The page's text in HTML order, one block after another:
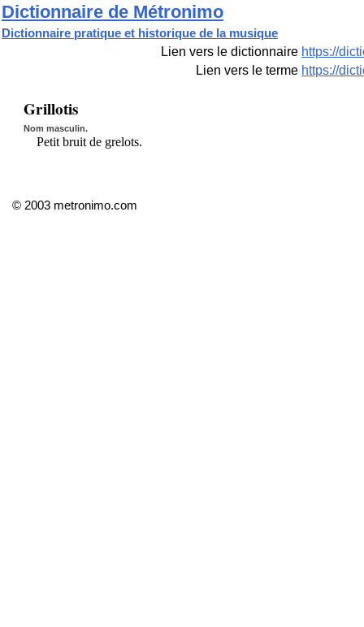
Dictionnaire de Métronimo
Dictionnaire pratique et historique de la musique
Lien vers le dictionnaire https://
Lien vers le terme https://
Grillotis
Nom masculin.
Petit bruit de grelots.
© 2003 metronimo.com